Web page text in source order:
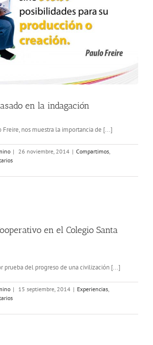
en la indagación
Freire, nos muestra la importancia de [...]
| 26 noviembre, 2014 | Compartimos
en el Colegio Santa
prueba del progreso de una civilización [...]
| 15 septiembre, 2014 | Experiencias